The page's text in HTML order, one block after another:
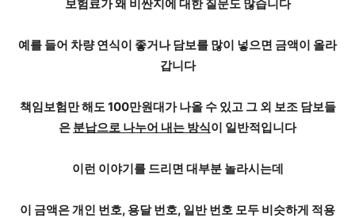
보험료가 왜 비싼지에 대한 질문도 많습니다
예를 들어 차량 연식이 좋거나 담보를 많이 넣으면 금액이 올라
갑니다
책임보험만 해도 100만원대가 나올 수 있고 그 외 보조 담보들
은 분납으로 나누어 내는 방식이 일반적입니다
이런 이야기를 드리면 대부분 놀라시는데
이 금액은개인 번호, 용달 번호, 일반 번호 모두 비슷하게 적용